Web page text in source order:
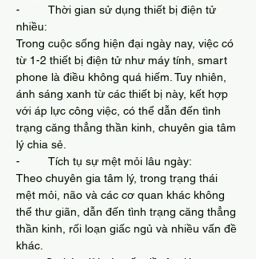
-         Thời gian sử dụng thiết bị điện tử
nhiều:
Trong cuộc sống hiện đại ngày nay, việc có
từ 1-2 thiết bị điện tử như máy tính, smart
phone là điều không quá hiếm. Tuy nhiên,
ánh sáng xanh từ các thiết bị này, kết hợp
với áp lực công việc, có thể dẫn đến tình
trạng căng thẳng thần kinh, chuyên gia tâm
lý chia sẻ.
-         Tích tụ sự mệt mỏi lâu ngày:
Theo chuyên gia tâm lý, trong trạng thái
mệt mỏi, não và các cơ quan khác không
thể thư giãn, dẫn đến tình trạng căng thẳng
thần kinh, rối loạn giấc ngủ và nhiều vấn đề
khác.